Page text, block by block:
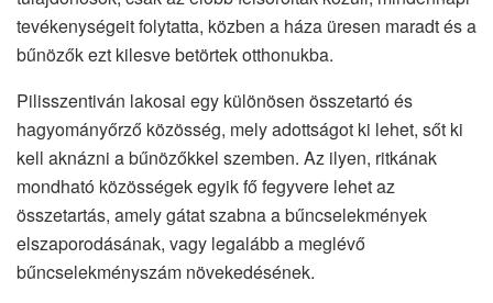
tevékenységeit folytatta, közben a háza üresen maradt és a
bűnözők ezt kilesve betörtek otthonukba.
Pilisszentiván lakosai egy különösen összetartó és
hagyományőrző közösség, mely adottságot ki lehet, sőt ki
kell aknázni a bűnözőkkel szemben. Az ilyen, ritkának
mondható közösségek egyik fő fegyvere lehet az
összetartás, amely gátat szabna a bűncselekmények
elszaporodásának, vagy legalább a meglévő
bűncselekményszám növekedésének.